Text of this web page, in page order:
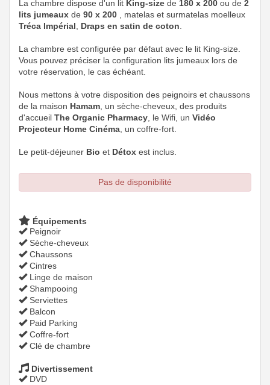
La chambre dispose d'un lit King-size de 180 x 200 ou de 2
lits jumeaux de 90 x 200 , matelas et surmatelas moelleux
Tréca Impérial, Draps en satin de coton.
La chambre est configurée par défaut avec le lit King-size.
Vous pouvez préciser la configuration lits jumeaux lors de
votre réservation, le cas échéant.
Nous mettons à votre disposition des peignoirs et chaussons
de la maison Hamam, un sèche-cheveux, des produits
d'accueil The Organic Pharmacy, le Wifi, un Vidéo
Projecteur Home Cinéma, un coffre-fort.
Le petit-déjeuner Bio et Détox est inclus.
Pas de disponibilité
Équipements
Peignoir
Sèche-cheveux
Chaussons
Cintres
Linge de maison
Shampooing
Serviettes
Balcon
Paid Parking
Coffre-fort
Clé de chambre
Divertissement
DVD